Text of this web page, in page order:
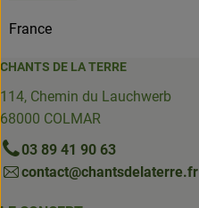
France
CHANTS DE LA TERRE
114, Chemin du Lauchwerb
68000 COLMAR
03 89 41 90 63
contact@chantsdelaterre.fr